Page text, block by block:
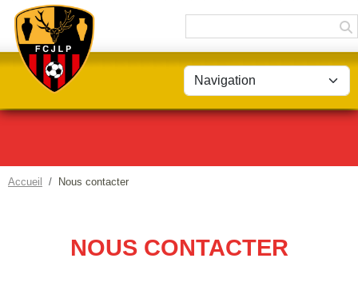
Accueil Nous contacter
NOUS CONTACTER
Panneau de gestion des cookies